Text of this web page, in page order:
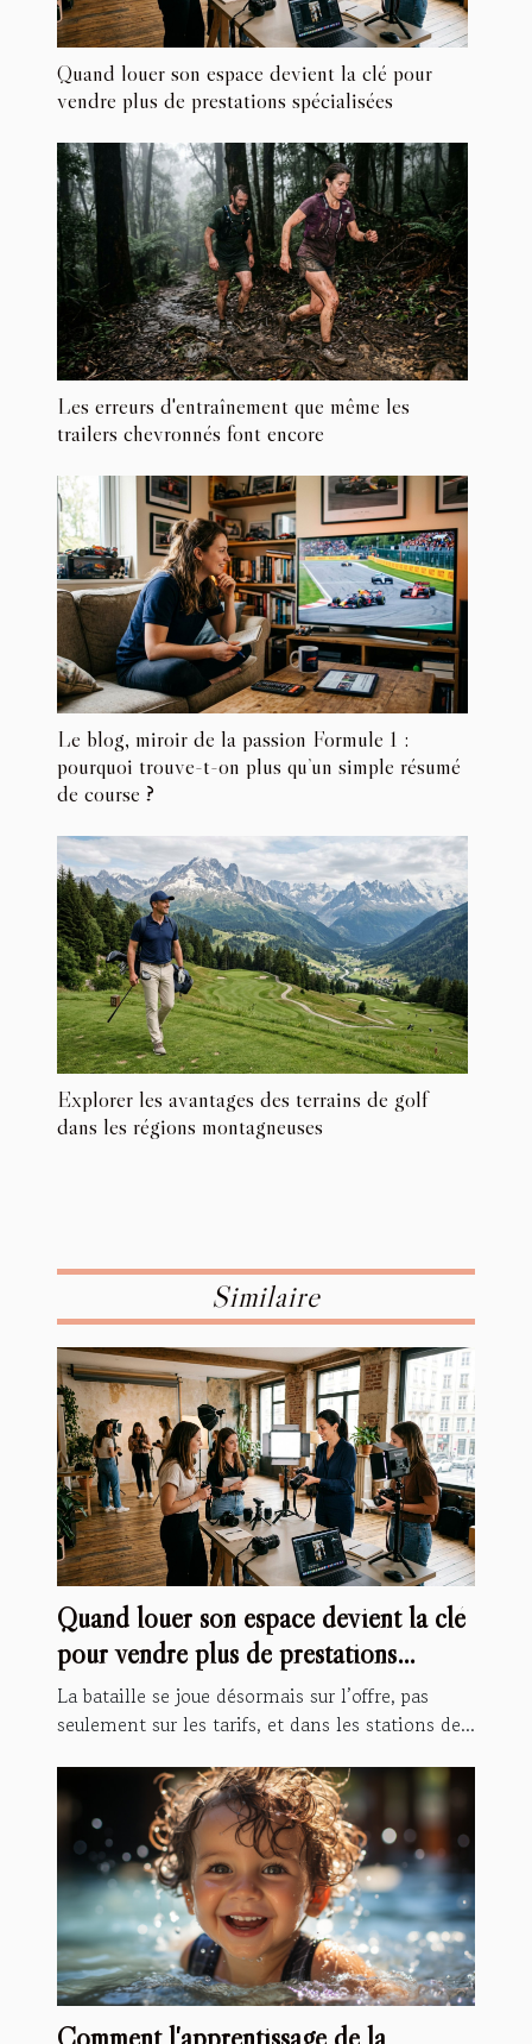
Quand louer son espace devient la clé pour
vendre plus de prestations spécialisées
Les erreurs d'entraînement que même les
trailers chevronnés font encore
Le blog, miroir de la passion Formule 1 :
pourquoi trouve-t-on plus qu’un simple résumé
de course ?
Explorer les avantages des terrains de golf
dans les régions montagneuses
Similaire
Quand louer son espace devient la clé
pour vendre plus de prestations
spécialisées
La bataille se joue désormais sur l’offre, pas
seulement sur les tarifs, et dans les stations de...
Comment l'apprentissage de la